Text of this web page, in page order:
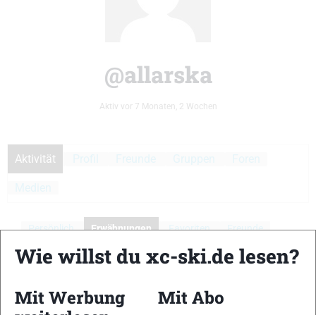
@allarska
Aktiv vor 7 Monaten, 2 Wochen
Aktivität
Persönlich Erwähnungen Favoriten
Freunde
Gruppen
Aktivitäten der Mitglieder
Wie willst du xc-ski.de lesen?
Mit Werbung
Mit Abo